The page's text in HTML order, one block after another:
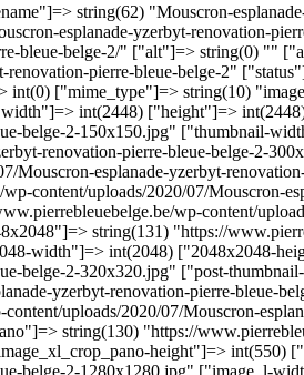
string(62) "Mouscron-
esplanade-yzerbyt-renovation-
bleue-belge-2/" ["alt"]=> string(0) ""
pierre-bleue-belge-2"
["mime_type"]=> string(10)
int(2448) ["height"]=>
belge-2-150x150.jpg" ["thumbnail-
renovation-pierre-bleue-belge-2-
esplanade-yzerbyt-
uploads/2020/07/Mouscron-
wp-content/
string(131) "https://
width"]=> int(2048) ["2048x2048-
belge-2-320x320.jpg" ["post-
yzerbyt-renovation-pierre-bleue-
uploads/2020/07/Mouscron-
string(130) "https://
height"]=> int(550)
belge-2-1280x1280.jpg" ["image_l-